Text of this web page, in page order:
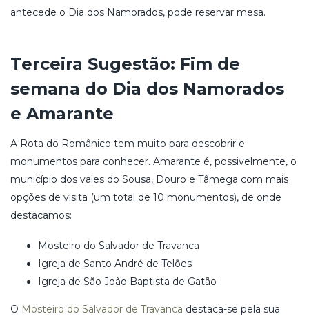
antecede o Dia dos Namorados, pode reservar mesa.
Terceira Sugestão: Fim de
semana do Dia dos Namorados
e Amarante
A Rota do Românico tem muito para descobrir e
monumentos para conhecer. Amarante é, possivelmente, o
município dos vales do Sousa, Douro e Tâmega com mais
opções de visita (um total de 10 monumentos), de onde
destacamos:
Mosteiro do Salvador de Travanca
Igreja de Santo André de Telões
Igreja de São João Baptista de Gatão
O Mosteiro do Salvador de Travanca destaca-se pela sua